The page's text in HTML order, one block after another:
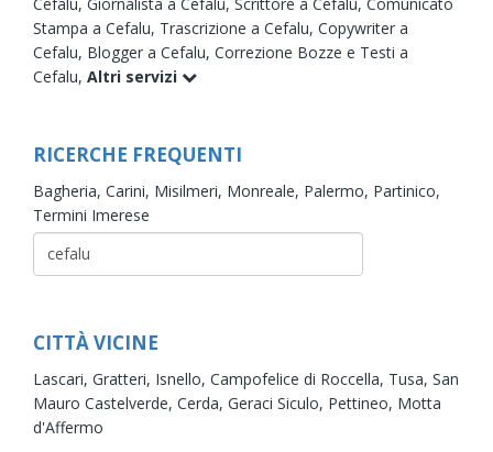
Stampa a Cefalu, Trascrizione a Cefalu, Copywriter a
Cefalu, Blogger a Cefalu, Correzione Bozze e Testi a
Cefalu, Altri servizi
RICERCHE FREQUENTI
Bagheria, Carini, Misilmeri, Monreale, Palermo, Partinico,
Termini Imerese
CITTÀ VICINE
Lascari, Gratteri, Isnello, Campofelice di Roccella, Tusa, San
Mauro Castelverde, Cerda, Geraci Siculo, Pettineo, Motta
d'Affermo